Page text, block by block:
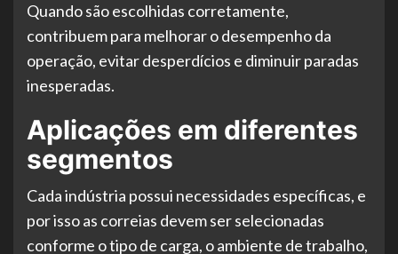
Quando são escolhidas corretamente,
contribuem para melhorar o desempenho da
operação, evitar desperdícios e diminuir paradas
inesperadas.
Aplicações em diferentes
segmentos
Cada indústria possui necessidades específicas, e
por isso as correias devem ser selecionadas
conforme o tipo de carga, o ambiente de trabalho,